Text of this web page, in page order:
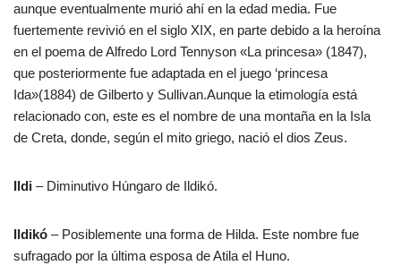
aunque eventualmente murió ahí en la edad media. Fue
fuertemente revivió en el siglo XIX, en parte debido a la heroína
en el poema de Alfredo Lord Tennyson «La princesa» (1847),
que posteriormente fue adaptada en el juego ‘princesa
Ida»(1884) de Gilberto y Sullivan.Aunque la etimología está
relacionado con, este es el nombre de una montaña en la Isla
de Creta, donde, según el mito griego, nació el dios Zeus.
Ildi – Diminutivo Húngaro de Ildikó.
Ildikó – Posiblemente una forma de Hilda. Este nombre fue
sufragado por la última esposa de Atila el Huno.